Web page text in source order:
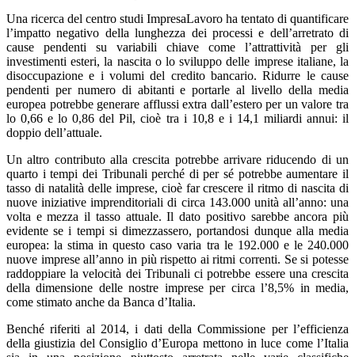
Una ricerca del centro studi ImpresaLavoro ha tentato di quantificare
l’impatto negativo della lunghezza dei processi e dell’arretrato di
cause pendenti su variabili chiave come l’attrattività per gli
investimenti esteri, la nascita o lo sviluppo delle imprese italiane, la
disoccupazione e i volumi del credito bancario. Ridurre le cause
pendenti per numero di abitanti e portarle al livello della media
europea potrebbe generare afflussi extra dall’estero per un valore tra
lo 0,66 e lo 0,86 del Pil, cioè tra i 10,8 e i 14,1 miliardi annui: il
doppio dell’attuale.
Un altro contributo alla crescita potrebbe arrivare riducendo di un
quarto i tempi dei Tribunali perché di per sé potrebbe aumentare il
tasso di natalità delle imprese, cioè far crescere il ritmo di nascita di
nuove iniziative imprenditoriali di circa 143.000 unità all’anno: una
volta e mezza il tasso attuale. Il dato positivo sarebbe ancora più
evidente se i tempi si dimezzassero, portandosi dunque alla media
europea: la stima in questo caso varia tra le 192.000 e le 240.000
nuove imprese all’anno in più rispetto ai ritmi correnti. Se si potesse
raddoppiare la velocità dei Tribunali ci potrebbe essere una crescita
della dimensione delle nostre imprese per circa l’8,5% in media,
come stimato anche da Banca d’Italia.
Benché riferiti al 2014, i dati della Commissione per l’efficienza
della giustizia del Consiglio d’Europa mettono in luce come l’Italia